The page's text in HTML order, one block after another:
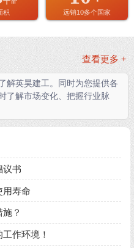
积 远销10多个国家
查看更多 +
解英昊建工。同时为您提供各
了解市场变化、把握行业脉
议书
用寿命
？
作环境！